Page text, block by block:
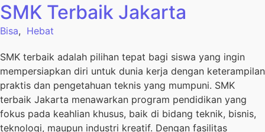
SMK Terbaik Jakarta
Bisa, Hebat
SMK terbaik adalah pilihan tepat bagi siswa yang ingin
mempersiapkan diri untuk dunia kerja dengan keterampilan
praktis dan pengetahuan teknis yang mumpuni. SMK
terbaik Jakarta menawarkan program pendidikan yang
fokus pada keahlian khusus, baik di bidang teknik, bisnis,
teknologi, maupun industri kreatif. Dengan fasilitas